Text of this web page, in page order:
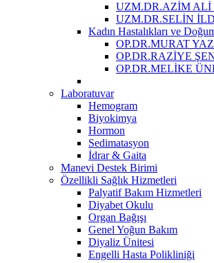
UZM.DR.AZİM ALİ
UZM.DR.SELİN
Kadın Hastalıkları ve
OP.DR.MURAT
OP.DR.RAZİYE
OP.DR.MELİKE
Laboratuvar
Hemogram
Biyokimya
Hormon
Sedimatasyon
İdrar & Gaita
Manevi Destek Birimi
Özellikli Sağlık Hizmetleri
Palyatif Bakım Hizmetleri
Diyabet Okulu
Organ Bağışı
Genel Yoğun Bakım
Diyaliz Ünitesi
Engelli Hasta Polikliniği